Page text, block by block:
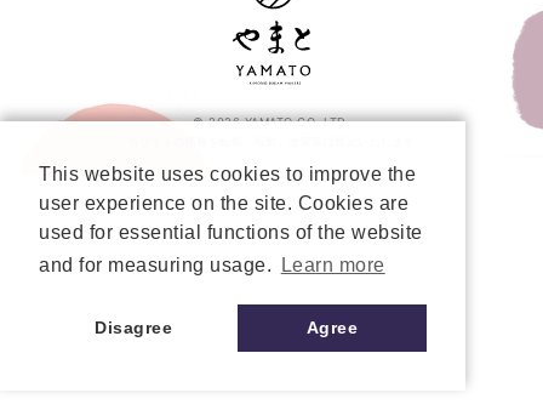
© 2026 YAMATO CO, LTD.
This website uses cookies to improve the
user experience on the site. Cookies are
used for essential functions of the website
and for measuring usage.
Learn more
Disagree Agree